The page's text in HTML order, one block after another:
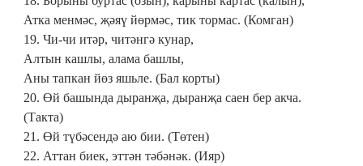
Атка менмәс, җәяү йөрмәс, тик тормас. (Комган)
19. Чи-чи итәр, читәнгә кунар,
Алтын кашлы, алама башлы,
Аны тапкан йөз яшьле. (Бал корты)
20. Өй башында дыранҗа, дыранҗа саен бер акча.
(Такта)
21. Өй түбәсендә аю бии. (Төтен)
22. Аттан биек, эттән тәбәнәк. (Ияр)